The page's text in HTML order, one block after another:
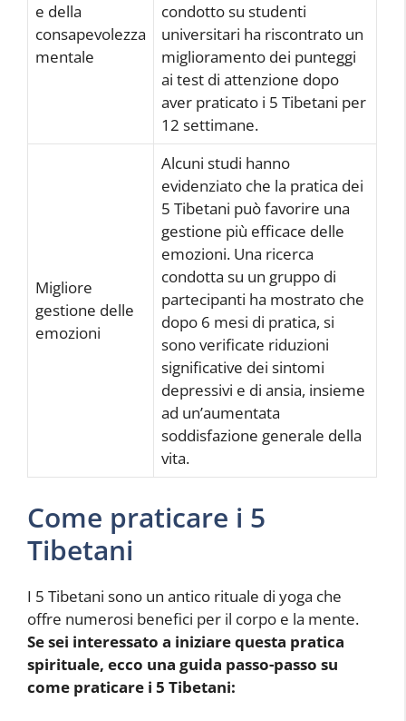
e della
consapevolezza
mentale
condotto su studenti
universitari ha riscontrato un
miglioramento dei punteggi
ai test di attenzione dopo
aver praticato i 5 Tibetani per
12 settimane.
Migliore
gestione delle
emozioni
Alcuni studi hanno
evidenziato che la pratica dei
5 Tibetani può favorire una
gestione più efficace delle
emozioni. Una ricerca
condotta su un gruppo di
partecipanti ha mostrato che
dopo 6 mesi di pratica, si
sono verificate riduzioni
significative dei sintomi
depressivi e di ansia, insieme
ad un’aumentata
soddisfazione generale della
vita.
Come praticare i 5
Tibetani
I 5 Tibetani sono un antico rituale di yoga che
offre numerosi benefici per il corpo e la mente.
Se sei interessato a iniziare questa pratica
spirituale, ecco una guida passo-passo su
come praticare i 5 Tibetani: